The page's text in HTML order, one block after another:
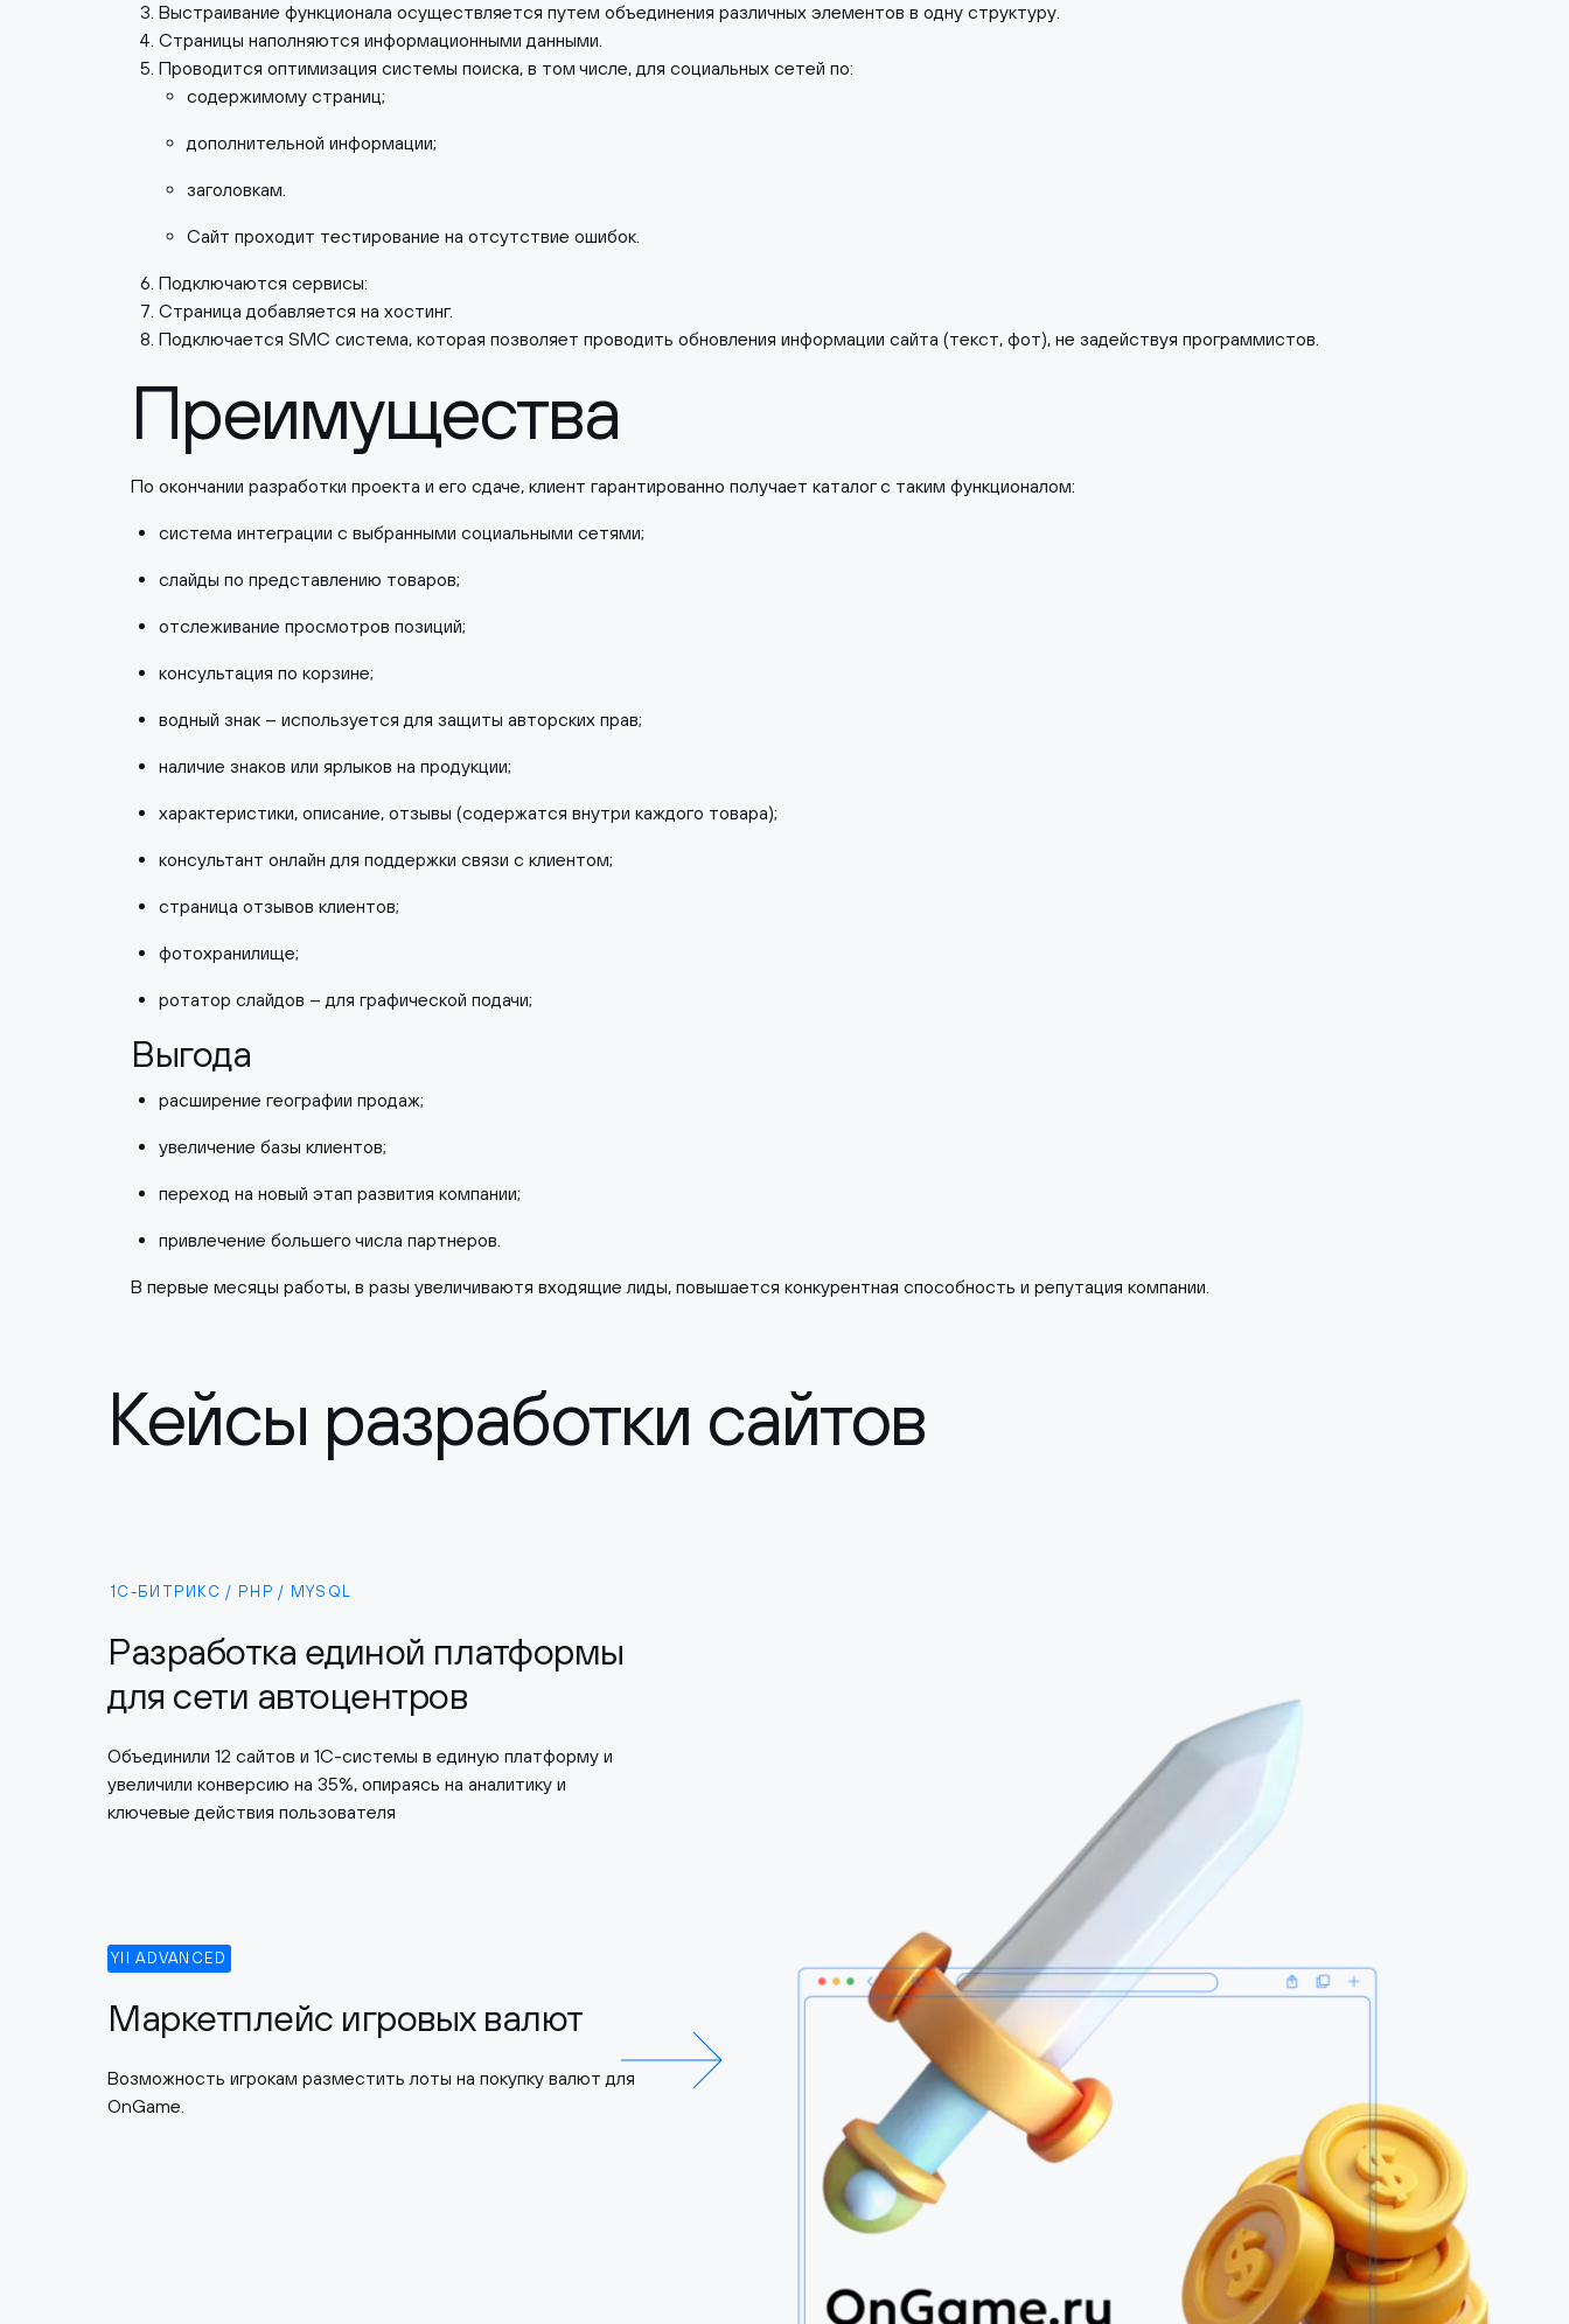
Выстраивание функционала осуществляется путем объединения различных элементов в одну структуру.
Страницы наполняются информационными данными.
Проводится оптимизация системы поиска, в том числе, для социальных сетей по:
содержимому страниц;
дополнительной информации;
заголовкам.
Сайт проходит тестирование на отсутствие ошибок.
Подключаются сервисы:
Страница добавляется на хостинг.
Подключается SMC система, которая позволяет проводить обновления информации сайта (текст, фот), не задействуя программистов.
Преимущества
По окончании разработки проекта и его сдаче, клиент гарантированно получает каталог с таким функционалом:
система интеграции с выбранными социальными сетями;
слайды по представлению товаров;
отслеживание просмотров позиций;
консультация по корзине;
водный знак – используется для защиты авторских прав;
наличие знаков или ярлыков на продукции;
характеристики, описание, отзывы (содержатся внутри каждого товара);
консультант онлайн для поддержки связи с клиентом;
страница отзывов клиентов;
фотохранилище;
ротатор слайдов – для графической подачи;
Выгода
расширение географии продаж;
увеличение базы клиентов;
переход на новый этап развития компании;
привлечение большего числа партнеров.
В первые месяцы работы, в разы увеличиваютя входящие лиды, повышается конкурентная способность и репутация компании.
Кейсы разработки сайтов
1С-БИТРИКС / PHP / MYSQL
Разработка единой платформы
для сети автоцентров
Объединили 12 сайтов и 1С-системы в единую платформу и
увеличили конверсию на 35%, опираясь на аналитику и
ключевые действия пользователя
YII ADVANCED
Маркетплейс игровых валют
Возможность игрокам разместить лоты на покупку валют для
OnGame.